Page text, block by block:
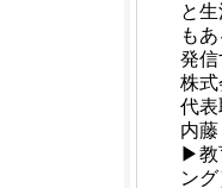
と
も
発信
株式
代
内
▶教
ン